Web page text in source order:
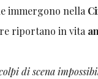
immergono nella
riportano in vita
di scena